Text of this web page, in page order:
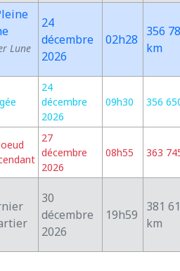
Lune
24
décembre
2026
02h28
356
km
24
décembre
2026
09h30 356
27
décembre
2026
08h55 363
30
décembre
2026
19h59
381
km